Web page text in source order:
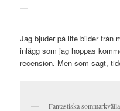
Jag bjuder på lite bilder från
inlägg som jag hoppas
recension. Men som sagt,
Fantastiska